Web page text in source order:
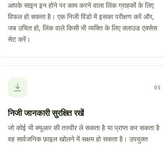
आपके साइन इन होने पर काम करने वाला लिंक ग्राहकों के लिए
विफल हो सकता है। एक निजी विंडो में इसका परीक्षण करें और,
जब उचित हो, लिंक वाले किसी भी व्यक्ति के लिए क्लाउड एक्सेस
सेट करें।
05
निजी जानकारी सुरक्षित रखें
जो कोई भी क्यूआर की तस्वीर ले सकता है या प्राप्त कर सकता है
वह सार्वजनिक फ़ाइल खोलने में सक्षम हो सकता है। उपयुक्त